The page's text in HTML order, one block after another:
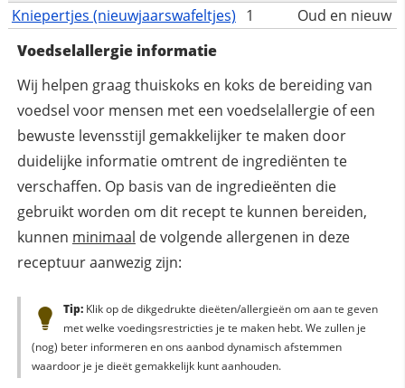
Kniepertjes (nieuwjaarswafeltjes) 1
Oud en nieuw
Voedselallergie informatie
Wij helpen graag thuiskoks en koks de bereiding van
voedsel voor mensen met een voedselallergie of een
bewuste levensstijl gemakkelijker te maken door
duidelijke informatie omtrent de ingrediënten te
verschaffen. Op basis van de ingredieënten die
gebruikt worden om dit recept te kunnen bereiden,
kunnen minimaal de volgende allergenen in deze
receptuur aanwezig zijn:
Tip:Klik op de dikgedrukte dieëten/allergieën om aan te geven
met welke voedingsrestricties je te maken hebt. We zullen je
(nog) beter informeren en ons aanbod dynamisch afstemmen
waardoor je je dieët gemakkelijk kunt aanhouden.